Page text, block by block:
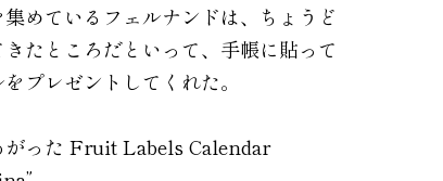
めているフェルナンドは、ちょうど
たところだといって、手帳に貼って
プレゼントしてくれた。
がった Fruit Labels Calendar